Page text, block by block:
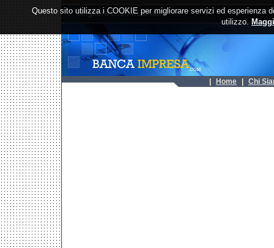
Home Chi
Questo sito utilizza i COOKIE per migliorare servizi ed esperienza
utilizzo.